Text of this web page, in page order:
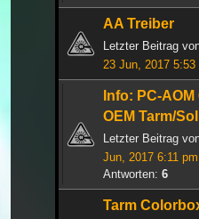
AA Treiber
Letzter Beitrag
23 Jun, 2017 5:53
Info: PC-
OEM Tarm/
Letzter Beitrag
Jun, 2017 6:11 pm
Antworten: 6
Tarm